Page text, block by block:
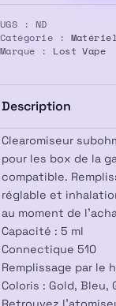
Centaurus
Subohm
5
VAPE
UGS : ND
Catégorie :
Marque : Lost Vape
Description
Clearomiseur
pour les box de la
compatible.
réglable et
au moment de
Capacité : 5 ml
Connectique 510
Remplissage par le
Coloris : Gold, Bleu,